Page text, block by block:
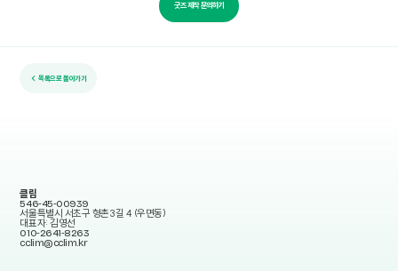
굿즈 제작 문의하기
← 목록으로 돌아가기
클림
546-45-00939
서울특별시 서초구 형촌3길 4 (우면동)
대표자: 김영선
010-2641-8263
cclim@cclim.kr